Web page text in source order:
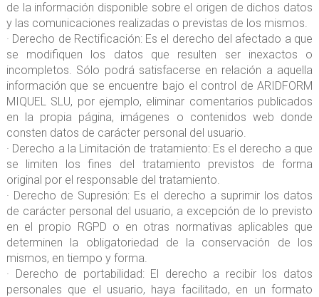
de la información disponible sobre el origen de dichos datos
y las comunicaciones realizadas o previstas de los mismos.
· Derecho de Rectificación: Es el derecho del afectado a que
se modifiquen los datos que resulten ser inexactos o
incompletos. Sólo podrá satisfacerse en relación a aquella
información que se encuentre bajo el control de ARIDFORM
MIQUEL SLU, por ejemplo, eliminar comentarios publicados
en la propia página, imágenes o contenidos web donde
consten datos de carácter personal del usuario.
· Derecho a la Limitación de tratamiento: Es el derecho a que
se limiten los fines del tratamiento previstos de forma
original por el responsable del tratamiento.
· Derecho de Supresión: Es el derecho a suprimir los datos
de carácter personal del usuario, a excepción de lo previsto
en el propio RGPD o en otras normativas aplicables que
determinen la obligatoriedad de la conservación de los
mismos, en tiempo y forma.
· Derecho de portabilidad: El derecho a recibir los datos
personales que el usuario, haya facilitado, en un formato